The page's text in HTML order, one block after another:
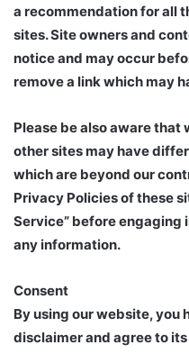
a recommendation for all
sites. Site owners and
notice and may occur
remove a link which may
Please be also aware that
other sites may have
which are beyond our
Privacy Policies of these
Service” before engaging
any information.
Consent
By using our website, you
disclaimer and agree to